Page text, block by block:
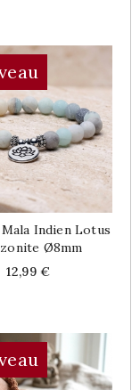
Indien Lotus
Ø8mm
Price
12,99 €